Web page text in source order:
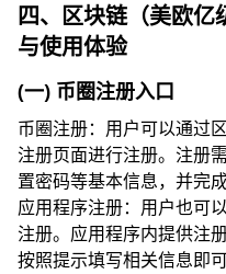
四、区块链（美欧亿
与使用体验
(一) 币圈注册入口
币圈注册：用户可以通过
注册页面进行注册。注册
置密码等基本信息，并完
应用程序注册：用户也可
注册。应用程序内提供注
按照提示填写相关信息即